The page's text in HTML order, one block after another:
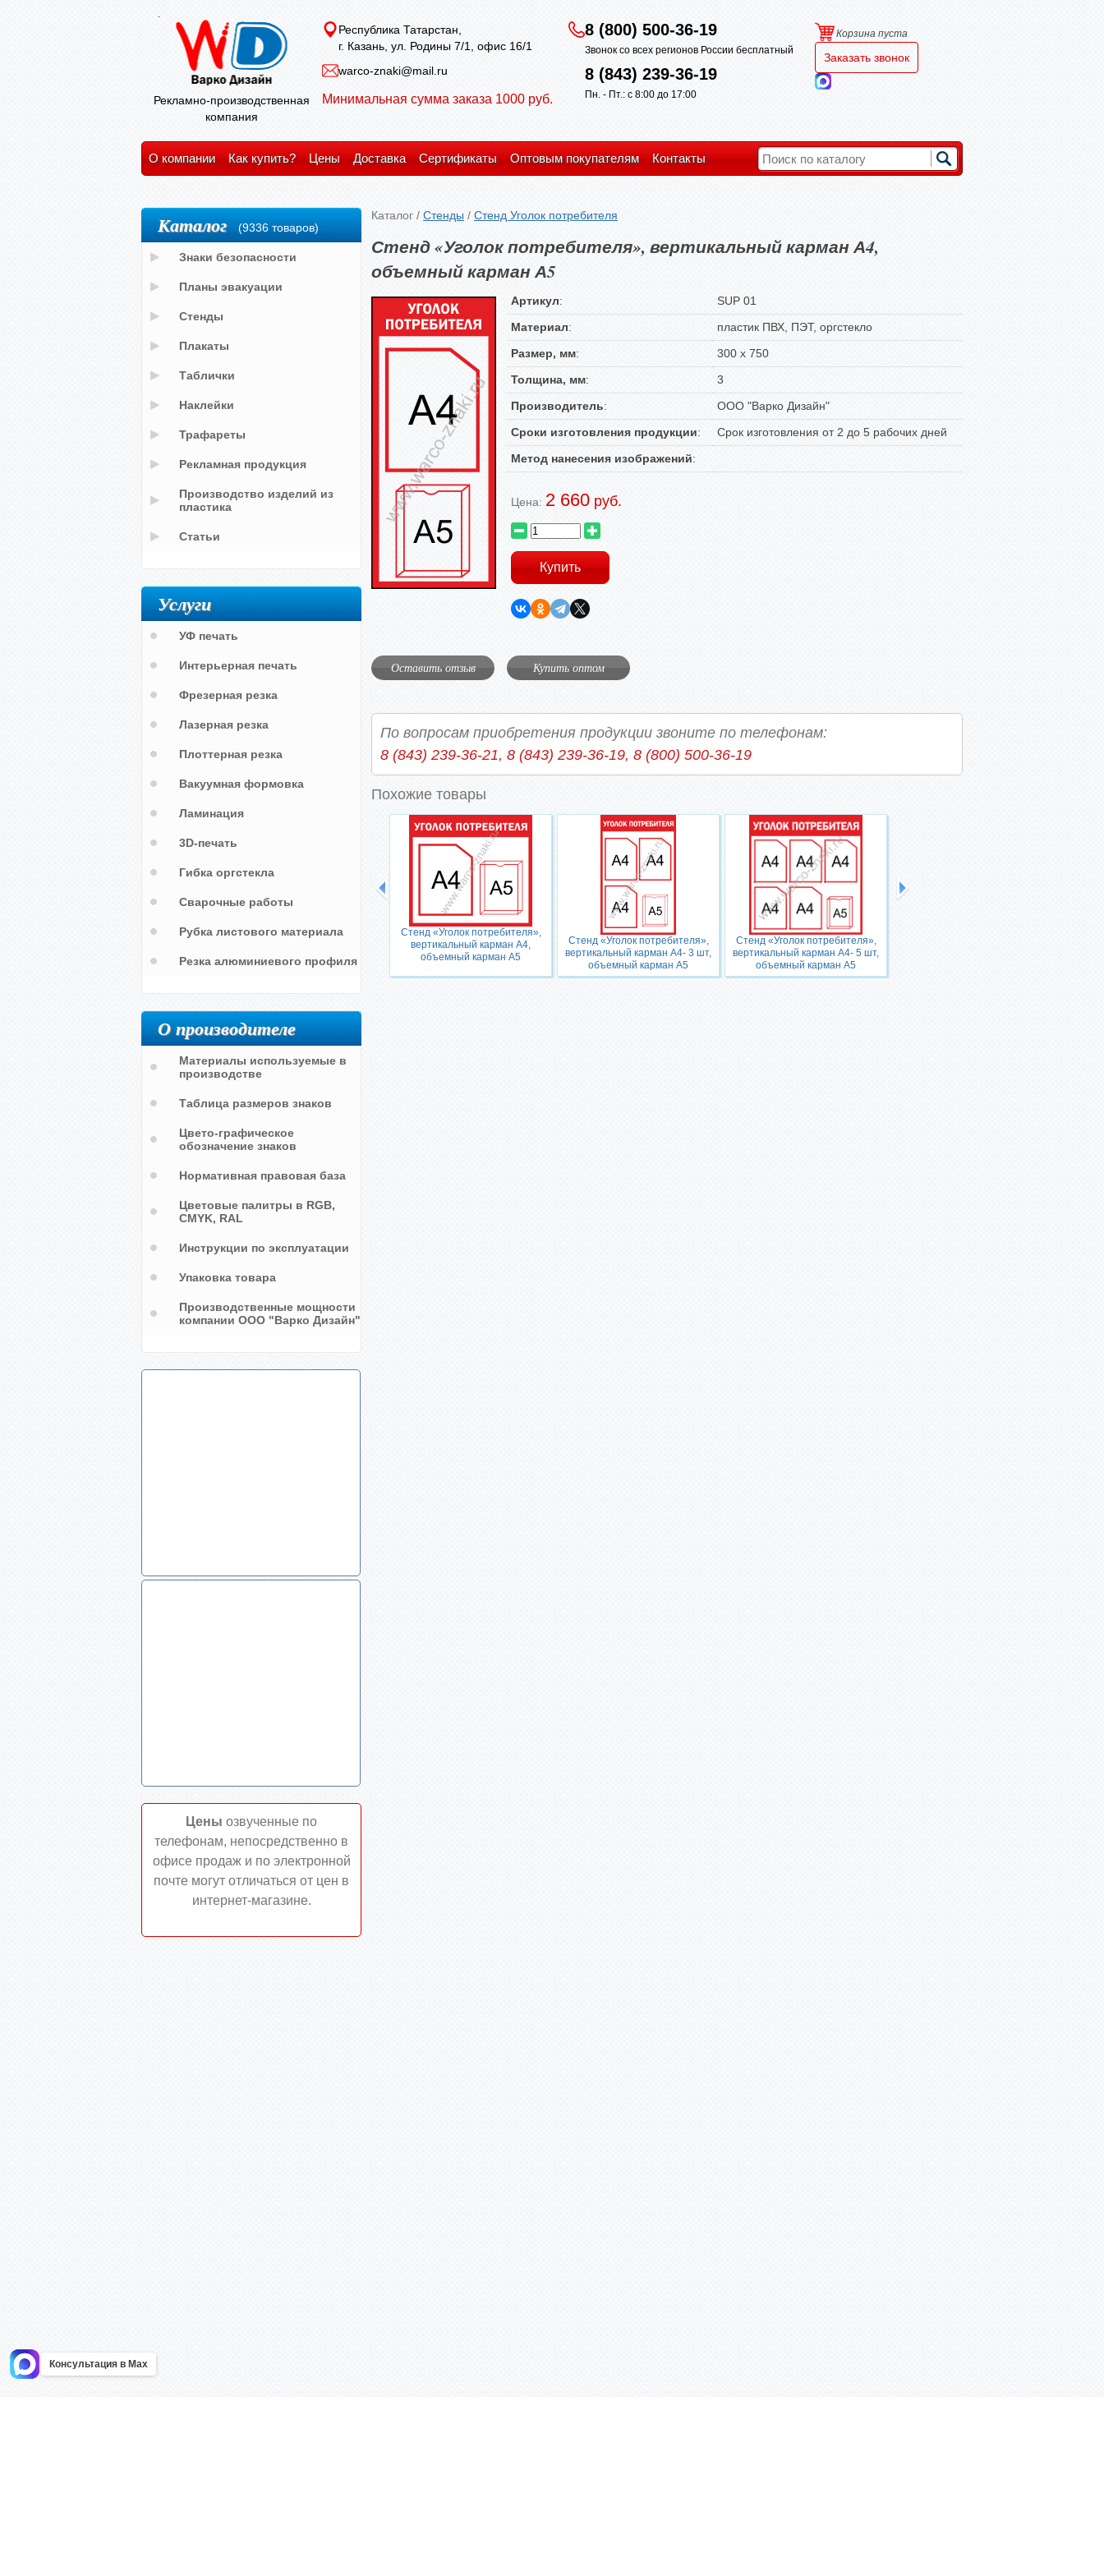
Рекламно-производственная
компания
Республика Татарстан,
г. Казань, ул. Родины 7/1, офис 16/1
warco-znaki@mail.ru
Минимальная сумма заказа 1000 руб.
8 (800) 500-36-19
Звонок со всех регионов России бесплатный
8 (843) 239-36-19
Пн. - Пт.: с 8:00 до 17:00
Корзина пуста
Заказать звонок
О компании Как купить? Цены Доставка Сертификаты Оптовым покупателям Контакты
Каталог / Стенды / Стенд Уголок потребителя
Стенд «Уголок потребителя», вертикальный карман А4,
объемный карман А5
Артикул:
SUP 01
Материал:
пластик ПВХ, ПЭТ, оргстекло
Размер, мм:
300 х 750
Толщина, мм:
3
Производитель:
ООО "Варко Дизайн"
Сроки изготовления продукции:
Срок изготовления от 2 до 5 рабочих дней
Метод нанесения изображений:
Цена: 2 660 руб.
Оставить отзыв Купить оптом
По вопросам приобретения продукции звоните по телефонам:
8 (843) 239-36-21, 8 (843) 239-36-19, 8 (800) 500-36-19
Похожие товары
вертикальный карман А4- 2 шт,
Стенд «Уголок потребителя»,
горизонтальный объемный
Стенд «Уголок потребителя»,
вертикальный карман А4,
объемный карман А5
Стенд «Уголок потребителя»,
вертикальный карман А4- 3 шт,
объемный карман А5
Стенд «Уголок потребителя»,
вертикальный карман А4- 5 шт,
объемный карман А5
Каталог (9336 товаров)
Знаки безопасности
Планы эвакуации
Стенды
Плакаты
Таблички
Наклейки
Трафареты
Рекламная продукция
Производство изделий из
пластика
Статьи
Услуги
УФ печать
Интерьерная печать
Фрезерная резка
Лазерная резка
Плоттерная резка
Вакуумная формовка
Ламинация
3D-печать
Гибка оргстекла
Сварочные работы
Рубка листового материала
Резка алюминиевого профиля
О производителе
Материалы используемые в
производстве
Таблица размеров знаков
Цвето-графическое
обозначение знаков
Нормативная правовая база
Цветовые палитры в RGB,
CMYK, RAL
Инструкции по эксплуатации
Упаковка товара
Производственные мощности
компании ООО "Варко Дизайн"
Цены озвученные по
телефонам, непосредственно в
офисе продаж и по электронной
почте могут отличаться от цен в
интернет-магазине.
Консультация в Max